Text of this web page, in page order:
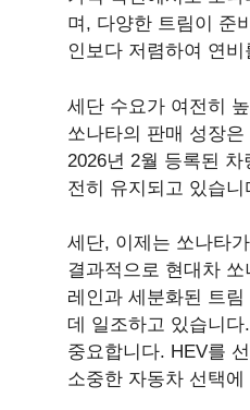
며, 다양한 트림이 준
인보다 저렴하여 연
세단 수요가 여전히
쏘나타의 판매 성장
2026년 2월 등록된
전히 유지되고 있습
세단, 이제는 쏘나타가
결과적으로 현대차
레인과 세분화된 트
데 일조하고 있습니
중요합니다. HEV를
소중한 자동차 선택